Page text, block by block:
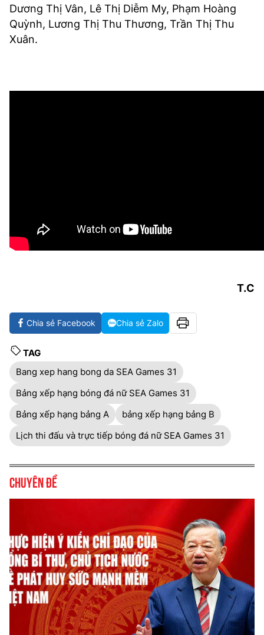
Dương Thị Vân, Lê Thị Diễm My, Phạm Hoàng
Quỳnh, Lương Thị Thu Thương, Trần Thị Thu
Xuân.
T.C
Chia sẻ Facebook Chia sẻ Zalo
TAG
Bang xep hang bong da SEA Games 31
Bảng xếp hạng bóng đá nữ SEA Games 31
Bảng xếp hạng bảng A
bảng xếp hạng bảng B
Lịch thi đấu và trực tiếp bóng đá nữ SEA Games 31
Chuyên đề